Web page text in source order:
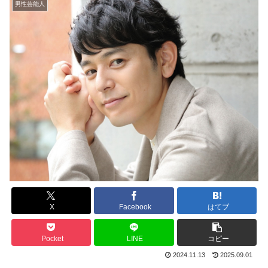
男性芸能人
X Facebook はてブ
Pocket LINE コピー
2024.11.13 2025.09.01